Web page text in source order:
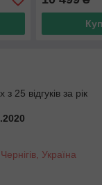
25 відгуків за рік
Україна